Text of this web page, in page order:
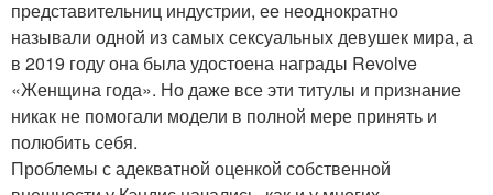
представительниц индустрии, ее неоднократно
называли одной из самых сексуальных девушек мира, а
в 2019 году она была удостоена награды Revolve
«Женщина года». Но даже все эти титулы и признание
никак не помогали модели в полной мере принять и
полюбить себя.
Проблемы с адекватной оценкой собственной